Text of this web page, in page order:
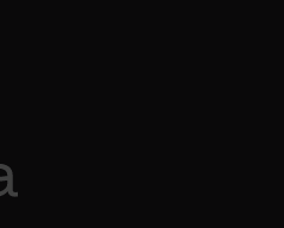
Cookies und Web-
Ihrer persönlichen Daten